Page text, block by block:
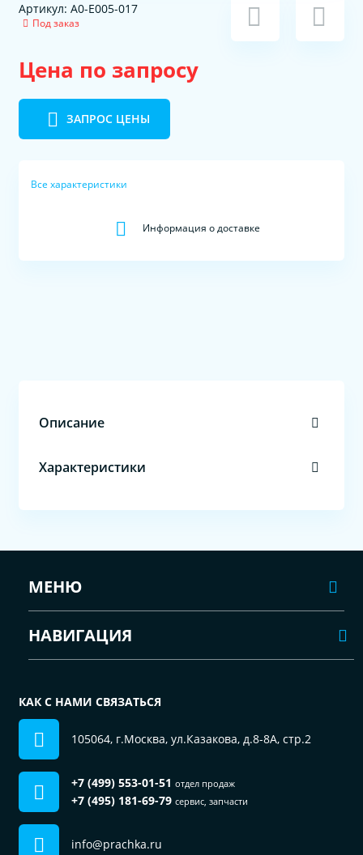
Артикул: A0-E005-017
Под заказ
Цена по запросу
ЗАПРОС ЦЕНЫ
Все характеристики
Информация о доставке
Описание
Характеристики
МЕНЮ
НАВИГАЦИЯ
КАК С НАМИ СВЯЗАТЬСЯ
105064, г.Москва, ул.Казакова, д.8-8А, стр.2
+7 (499) 553-01-51 отдел продаж
+7 (495) 181-69-79 сервис, запчасти
info@prachka.ru